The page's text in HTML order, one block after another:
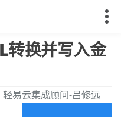
转换并写入金
轻易云集成顾问-吕修远